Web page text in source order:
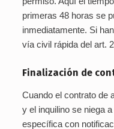
primeras 48 horas se
inmediatamente. Si
vía civil rápida del art.
Finalización de
Cuando el contrato de
y el inquilino se niega
específica con